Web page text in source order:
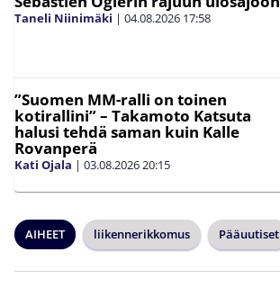
Taneli Niinimäki | 04.08.2026 17:58
”Suomen MM-ralli on toinen
kotirallini” – Takamoto Katsuta
halusi tehdä saman kuin Kalle
Rovanperä
Kati Ojala | 03.08.202620:15
AIHEET liikennerikkomus Pääuutiset